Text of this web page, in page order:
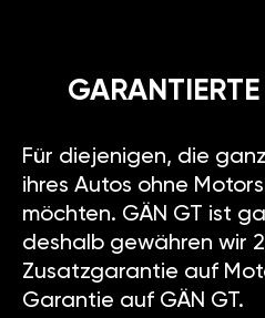
Für diejenigen, die
ihres Autos ohne
möchten. GÄN GT ist
deshalb gewähren wir
Zusatzgarantie auf
Garantie auf GÄN GT.